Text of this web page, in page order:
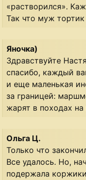
«растворился».
Так что муж
Яночка)
Здравствуйте
спасибо, каждый
и еще маленькая
за границей:
жарят в походах на
Ольга Ц.
Только что
Все удалось. Но,
подержала